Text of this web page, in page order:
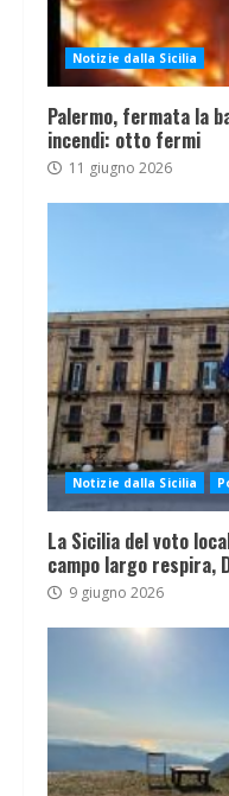
Notizie dalla Sicilia
Palermo, fermata la
incendi: otto fermi
11 giugno 2026
Notizie dalla Sicilia
La Sicilia del voto
campo largo respira,
9 giugno 2026